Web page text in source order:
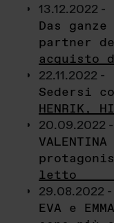
13.12.2022 -
Das
partner
acquisto
22.11.2022 -
Sedersi
HENRIK,
20.09.2022 -
letto
29.08.2022 -
EVA e